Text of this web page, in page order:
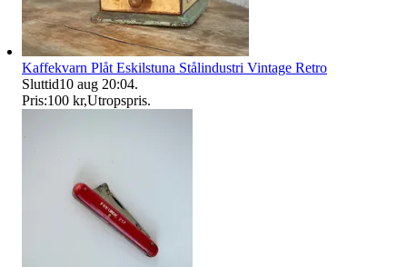
Kaffekvarn Plåt Eskilstuna Stålindustri Vintage Retro
Sluttid10 aug 20:04.
Pris:100 kr,Utropspris.